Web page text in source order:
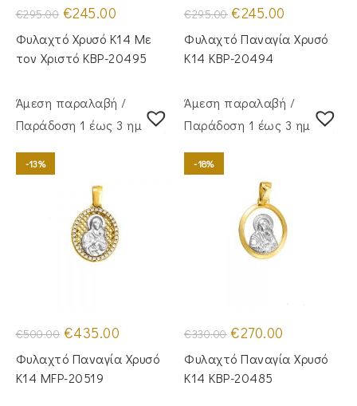
€295.00 Original
price
was:
€295.00.
€245.00
τιμή
είναι:
€245.00.
Φυλαχτό Χρυσό Κ14 Με
τον Χριστό KBP-20495
€295.00 Original
price
was:
€295.00.
€245.00
τιμή
είναι:
Φυλαχτό Παναγία Χρυσό
Κ14 KBP-20494
Άμεση παραλαβή /
Παράδoση 1 έως 3 ημέρες
-13%
€500.00 Original
price
was:
€500.00.
€435.00
τιμή
είναι:
Φυλαχτό Παναγία Χρυσό
Κ14 MFP-20519
Άμεση παραλαβή /
Παράδoση 1 έως 3 ημέρες
-18%
€330.00 Original
price
was:
€330.00.
€270.00
τιμή
είναι:
Φυλαχτό Παναγία Χρυσό
Κ14 KBP-20485